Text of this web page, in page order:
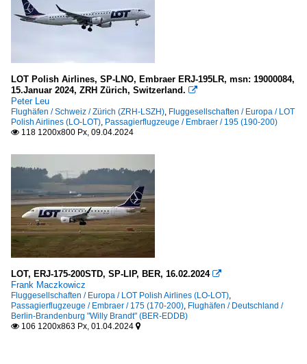
LOT Polish Airlines, SP-LNO, Embraer ERJ-195LR, msn: 19000084,
15.Januar 2024, ZRH Zürich, Switzerland. 
Peter Leu
Flughäfen / Schweiz / Zürich (ZRH-LSZH), Fluggesellschaften / Europa / LOT
Polish Airlines (LO-LOT), Passagierflugzeuge / Embraer / 195 (190-200)
 118 1200x800 Px, 09.04.2024
LOT, ERJ-175-200STD, SP-LIP, BER, 16.02.2024 
Frank Maczkowicz
Fluggesellschaften / Europa / LOT Polish Airlines (LO-LOT),
Passagierflugzeuge / Embraer / 175 (170-200), Flughäfen / Deutschland /
Berlin-Brandenburg "Willy Brandt" (BER-EDDB)
 106 1200x863 Px, 01.04.2024 